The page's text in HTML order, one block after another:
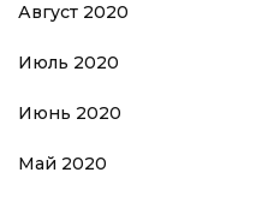
Август 2020
Июль 2020
Июнь 2020
Май 2020